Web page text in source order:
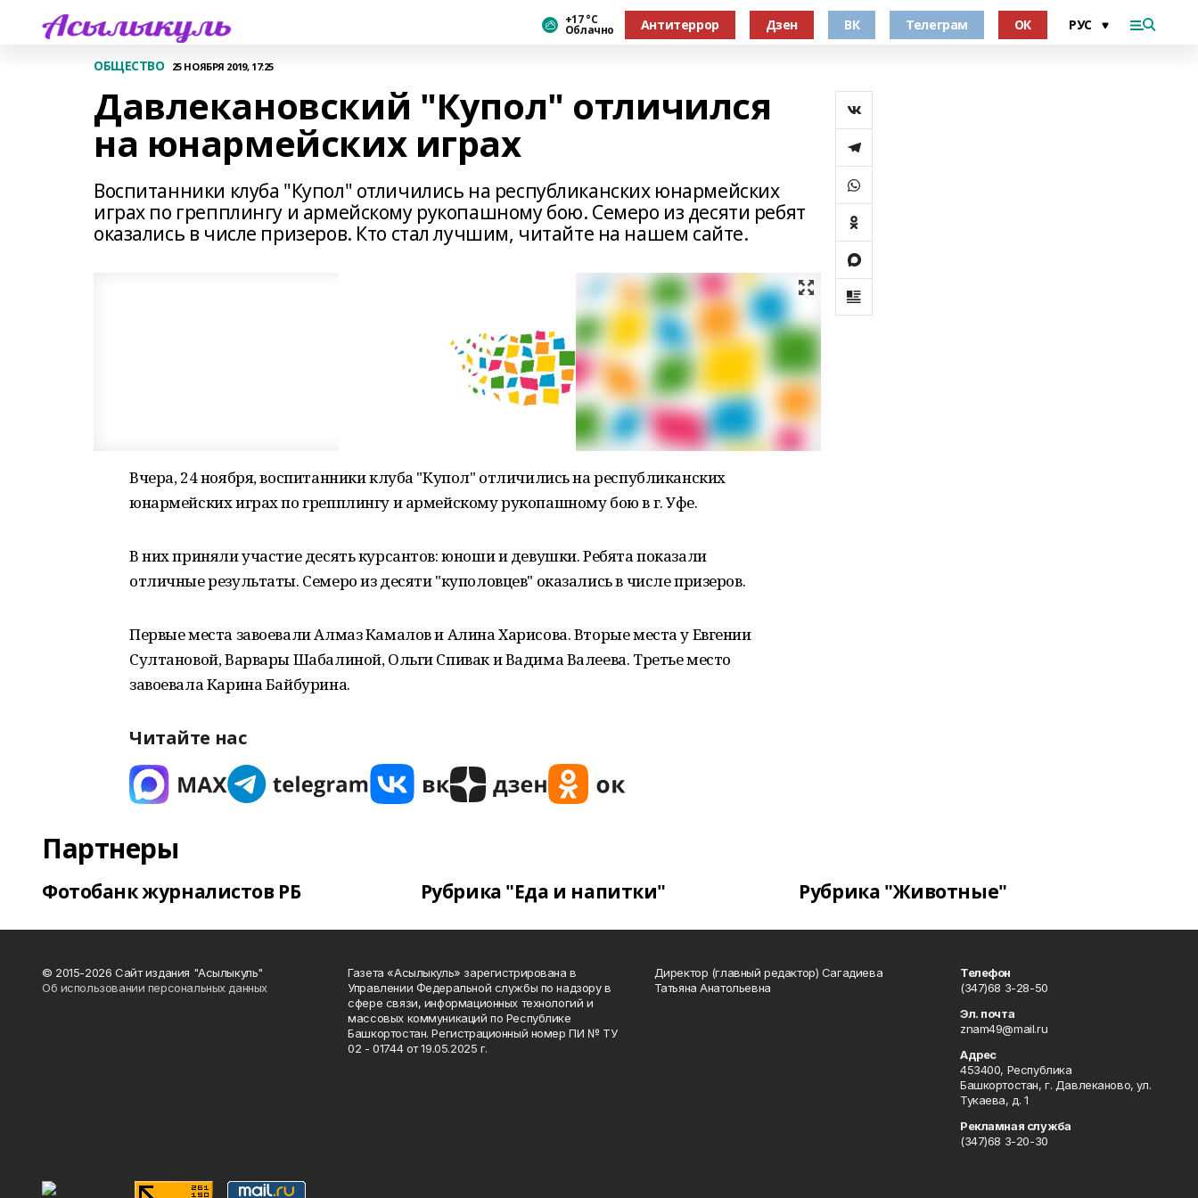
+17 °С
Облачно Антитеррор Дзен ВК Телеграм ОК
ОБЩЕСТВО 25 НОЯБРЯ 2019, 17:25
Давлекановский "Купол" отличился
на юнармейских играх
Воспитанники клуба "Купол" отличились на республиканских юнармейских
играх по грепплингу и армейскому рукопашному бою. Семеро из десяти ребят
оказались в числе призеров. Кто стал лучшим, читайте на нашем сайте.
Вчера, 24 ноября, воспитанники клуба "Купол" отличились на республиканских
юнармейских играх по грепплингу и армейскому рукопашному бою в г. Уфе.
В них приняли участие десять курсантов: юноши и девушки. Ребята показали
отличные результаты. Семеро из десяти "куполовцев" оказались в числе призеров.
Первые места завоевали Алмаз Камалов и Алина Харисова. Вторые места у Евгении
Султановой, Варвары Шабалиной, Ольги Спивак и Вадима Валеева. Третье место
завоевала Карина Байбурина.
Читайте нас
Партнеры
Фотобанк журналистов РБ Рубрика "Еда и напитки" Рубрика "Животные"
© 2015-2026 Сайт издания "Асылыкуль"
Об использовании персональных данных
Газета «Асылыкуль» зарегистрирована в
Управлении Федеральной службы по надзору в
сфере связи, информационных технологий и
массовых коммуникаций по Республике
Башкортостан. Регистрационный номер ПИ № ТУ
02 - 01744 от 19.05.2025 г.
Директор (главный редактор) Сагадиева
Татьяна Анатольевна
Телефон
(347)68 3-28-50
Эл. почта
znam49@mail.ru
Адрес
453400, Республика
Башкортостан, г. Давлеканово, ул.
Тукаева, д. 1
Рекламная служба
(347)68 3-20-30